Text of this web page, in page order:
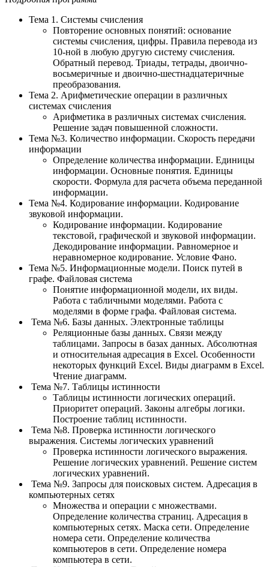
Тема 1. Системы счисления
Повторение основных понятий: основание
системы счисления, цифры. Правила перевода из
10-ной в любую другую систему счисления.
Обратный перевод. Триады, тетрады, двоично-
восьмеричные и двоично-шестнадцатеричные
преобразования.
Тема 2. Арифметические операции в различных
системах счисления
Арифметика в различных системах счисления.
Решение задач повышенной сложности.
Тема №3. Количество информации. Скорость передачи
информации
Определение количества информации. Единицы
информации. Основные понятия. Единицы
скорости. Формула для расчета объема переданной
информации.
Тема №4. Кодирование информации. Кодирование
звуковой информации.
Кодирование информации. Кодирование
текстовой, графической и звуковой информации.
Декодирование информации. Равномерное и
неравномерное кодирование. Условие Фано.
Тема №5. Информационные модели. Поиск путей в
графе. Файловая система
Понятие информационной модели, их виды.
Работа с табличными моделями. Работа с
моделями в форме графа. Файловая система.
Тема №6. Базы данных. Электронные таблицы
Реляционные базы данных. Связи между
таблицами. Запросы в базах данных. Абсолютная
и относительная адресация в Excel. Особенности
некоторых функций Excel. Виды диаграмм в Excel.
Чтение диаграмм.
Тема №7. Таблицы истинности
Таблицы истинности логических операций.
Приоритет операций. Законы алгебры логики.
Построение таблиц истинности.
Тема №8. Проверка истинности логического
выражения. Системы логических уравнений
Проверка истинности логического выражения.
Решение логических уравнений. Решение систем
логических уравнений.
Тема №9. Запросы для поисковых систем. Адресация в
компьютерных сетях
Множества и операции с множествами.
Определение количества страниц. Адресация в
компьютерных сетях. Маска сети. Определение
номера сети. Определение количества
компьютеров в сети. Определение номера
компьютера в сети.